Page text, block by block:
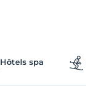
Hôtels spa